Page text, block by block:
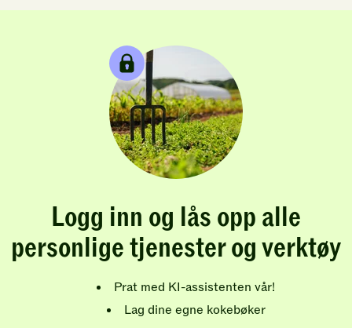
Logg inn og lås opp alle
personlige tjenester og verktøy
Prat med KI-assistenten vår!
Lag dine egne kokebøker